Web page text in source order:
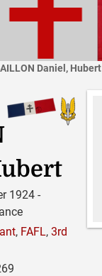
Daniel, Hubert
1924 -
, FAFL, 3rd